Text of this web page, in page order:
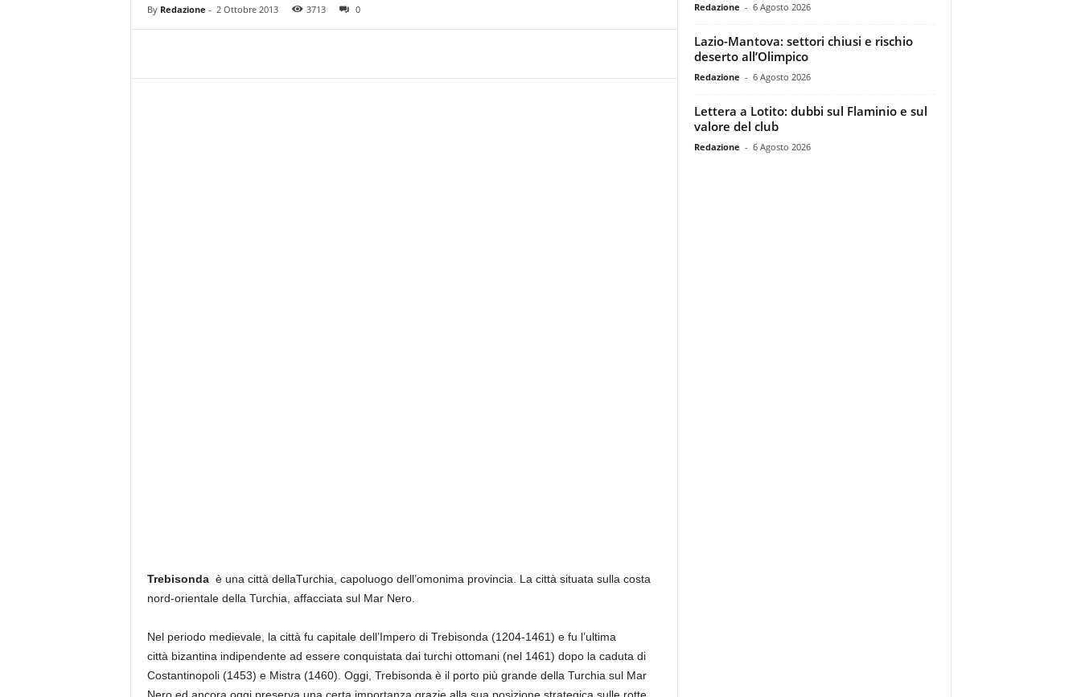
By Redazione - 2 Ottobre 2013 3713 0
Trebisondaè una città dellaTurchia, capoluogo dell’omonima provincia. La città situata sulla costa
nord-orientale della Turchia, affacciata sul Mar Nero.
Nel periodo medievale, la città fu capitale dell’Impero di Trebisonda (1204-1461) e fu l’ultima
città bizantina indipendente ad essere conquistata dai turchi ottomani (nel 1461) dopo la caduta di
Costantinopoli (1453) e Mistra (1460). Oggi, Trebisonda è il porto più grande della Turchia sul Mar
Nero ed ancora oggi preserva una certa importanza grazie alla sua posizione strategica sulle rotte
Redazione - 6 Agosto 2026
Lazio-Mantova: settori chiusi e rischio
deserto all’Olimpico
Redazione - 6 Agosto 2026
Lettera a Lotito: dubbi sul Flaminio e sul
valore del club
Redazione - 6 Agosto 2026